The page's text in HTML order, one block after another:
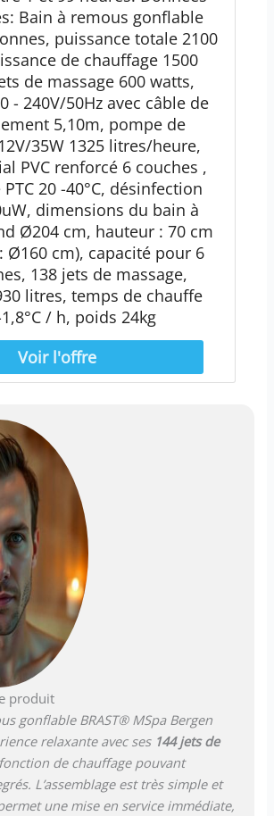
Bain à remous gonflable
puissance totale 2100
de chauffage 1500
de massage 600 watts,
- 240V/50Hz avec câble de
5,10m, pompe de
35W 1325 litres/heure,
PVC renforcé 6 couches ,
20 -40°C, désinfection
dimensions du bain à
Ø204 cm, hauteur : 70 cm
Ø160 cm), capacité pour 6
138 jets de massage,
litres, temps de chauffe
/ h, poids 24kg
produit
gonflable BRAST® MSpa Bergen
relaxante avec ses 144 jets de
de chauffage pouvant
L’assemblage est très simple et
une mise en service immédiate,